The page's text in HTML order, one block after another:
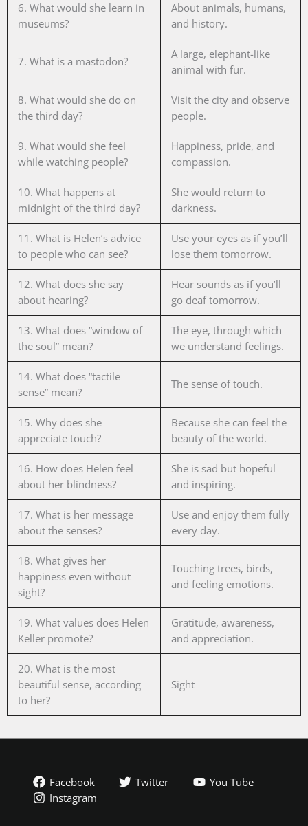
6. What would she learn in
museums?
About animals, humans,
and history.
7. What is a mastodon?
A large, elephant-like
animal with fur.
8. What would she do on
the third day?
Visit the city and observe
people.
9. What would she feel
while watching people?
Happiness, pride, and
compassion.
10. What happens at
midnight of the third day?
She would return to
darkness.
11. What is Helen’s advice
to people who can see?
Use your eyes as if you’ll
lose them tomorrow.
12. What does she say
about hearing?
Hear sounds as if you’ll
go deaf tomorrow.
13. What does “window of
the soul” mean?
The eye, through which
we understand feelings.
14. What does “tactile
sense” mean?
The sense of touch.
15. Why does she
appreciate touch?
Because she can feel the
beauty of the world.
16. How does Helen feel
about her blindness?
She is sad but hopeful
and inspiring.
17. What is her message
about the senses?
Use and enjoy them fully
every day.
18. What gives her
happiness even without
sight?
Touching trees, birds,
and feeling emotions.
19. What values does Helen
Keller promote?
Gratitude, awareness,
and appreciation.
20. What is the most
beautiful sense, according
to her?
Sight
Facebook Twitter
You Tube
Instagram